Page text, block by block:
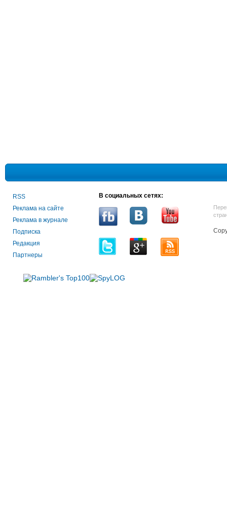
RSS
Реклама на сайте
Реклама в журнале
Подписка
Редакция
Партнеры
В социальных сетях: